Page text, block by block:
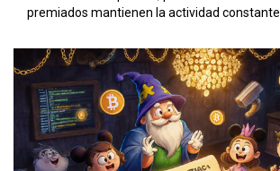
premiados mantienen la actividad constante.